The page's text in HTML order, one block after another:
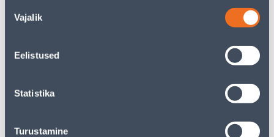
valik
Vajalik
Eelistused
Statistika
Turustamine
Description
Specification
Transport